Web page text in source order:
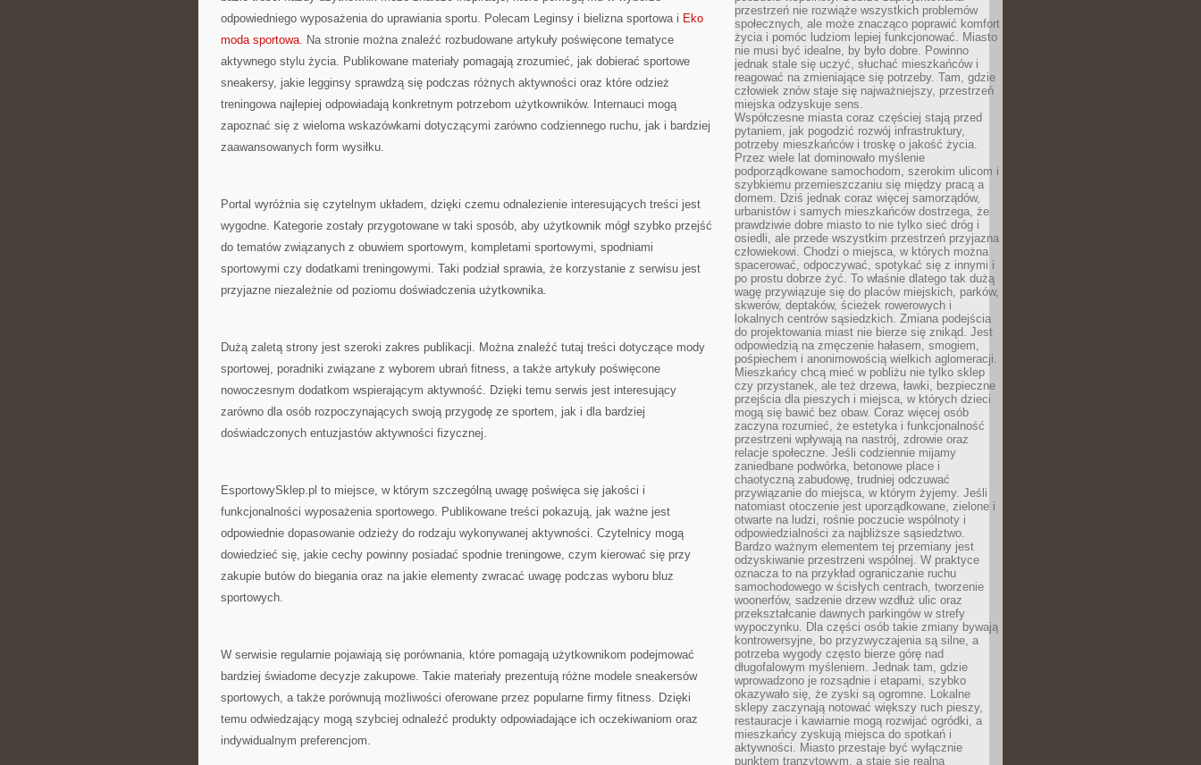
odpowiedniego wyposażenia do uprawiania sportu. Polecam Leginsy i bielizna sportowa i Eko
moda sportowa. Na stronie można znaleźć rozbudowane artykuły poświęcone tematyce
aktywnego stylu życia. Publikowane materiały pomagają zrozumieć, jak dobierać sportowe
sneakersy, jakie legginsy sprawdzą się podczas różnych aktywności oraz które odzież
treningowa najlepiej odpowiadają konkretnym potrzebom użytkowników. Internauci mogą
zapoznać się z wieloma wskazówkami dotyczącymi zarówno codziennego ruchu, jak i bardziej
zaawansowanych form wysiłku.
Portal wyróżnia się czytelnym układem, dzięki czemu odnalezienie interesujących treści jest
wygodne. Kategorie zostały przygotowane w taki sposób, aby użytkownik mógł szybko przejść
do tematów związanych z obuwiem sportowym, kompletami sportowymi, spodniami
sportowymi czy dodatkami treningowymi. Taki podział sprawia, że korzystanie z serwisu jest
przyjazne niezależnie od poziomu doświadczenia użytkownika.
Dużą zaletą strony jest szeroki zakres publikacji. Można znaleźć tutaj treści dotyczące mody
sportowej, poradniki związane z wyborem ubrań fitness, a także artykuły poświęcone
nowoczesnym dodatkom wspierającym aktywność. Dzięki temu serwis jest interesujący
zarówno dla osób rozpoczynających swoją przygodę ze sportem, jak i dla bardziej
doświadczonych entuzjastów aktywności fizycznej.
EsportowySklep.pl to miejsce, w którym szczególną uwagę poświęca się jakości i
funkcjonalności wyposażenia sportowego. Publikowane treści pokazują, jak ważne jest
odpowiednie dopasowanie odzieży do rodzaju wykonywanej aktywności. Czytelnicy mogą
dowiedzieć się, jakie cechy powinny posiadać spodnie treningowe, czym kierować się przy
zakupie butów do biegania oraz na jakie elementy zwracać uwagę podczas wyboru bluz
sportowych.
W serwisie regularnie pojawiają się porównania, które pomagają użytkownikom podejmować
bardziej świadome decyzje zakupowe. Takie materiały prezentują różne modele sneakersów
sportowych, a także porównują możliwości oferowane przez popularne firmy fitness. Dzięki
temu odwiedzający mogą szybciej odnaleźć produkty odpowiadające ich oczekiwaniom oraz
indywidualnym preferencjom.
przestrzeń nie rozwiąże wszystkich problemów
społecznych, ale może znacząco poprawić komfort
życia i pomóc ludziom lepiej funkcjonować. Miasto
nie musi być idealne, by było dobre. Powinno
jednak stale się uczyć, słuchać mieszkańców i
reagować na zmieniające się potrzeby. Tam, gdzie
człowiek znów staje się najważniejszy, przestrzeń
miejska odzyskuje sens.
Współczesne miasta coraz częściej stają przed
pytaniem, jak pogodzić rozwój infrastruktury,
potrzeby mieszkańców i troskę o jakość życia.
Przez wiele lat dominowało myślenie
podporządkowane samochodom, szerokim ulicom i
szybkiemu przemieszczaniu się między pracą a
domem. Dziś jednak coraz więcej samorządów,
urbanistów i samych mieszkańców dostrzega, że
prawdziwie dobre miasto to nie tylko sieć dróg i
osiedli, ale przede wszystkim przestrzeń przyjazna
człowiekowi. Chodzi o miejsca, w których można
spacerować, odpoczywać, spotykać się z innymi i
po prostu dobrze żyć. To właśnie dlatego tak dużą
wagę przywiązuje się do placów miejskich, parków,
skwerów, deptaków, ścieżek rowerowych i
lokalnych centrów sąsiedzkich. Zmiana podejścia
do projektowania miast nie bierze się znikąd. Jest
odpowiedzią na zmęczenie hałasem, smogiem,
pośpiechem i anonimowością wielkich aglomeracji.
Mieszkańcy chcą mieć w pobliżu nie tylko sklep
czy przystanek, ale też drzewa, ławki, bezpieczne
przejścia dla pieszych i miejsca, w których dzieci
mogą się bawić bez obaw. Coraz więcej osób
zaczyna rozumieć, że estetyka i funkcjonalność
przestrzeni wpływają na nastrój, zdrowie oraz
relacje społeczne. Jeśli codziennie mijamy
zaniedbane podwórka, betonowe place i
chaotyczną zabudowę, trudniej odczuwać
przywiązanie do miejsca, w którym żyjemy. Jeśli
natomiast otoczenie jest uporządkowane, zielone i
otwarte na ludzi, rośnie poczucie wspólnoty i
odpowiedzialności za najbliższe sąsiedztwo.
Bardzo ważnym elementem tej przemiany jest
odzyskiwanie przestrzeni wspólnej. W praktyce
oznacza to na przykład ograniczanie ruchu
samochodowego w ścisłych centrach, tworzenie
woonerfów, sadzenie drzew wzdłuż ulic oraz
przekształcanie dawnych parkingów w strefy
wypoczynku. Dla części osób takie zmiany bywają
kontrowersyjne, bo przyzwyczajenia są silne, a
potrzeba wygody często bierze górę nad
długofalowym myśleniem. Jednak tam, gdzie
wprowadzono je rozsądnie i etapami, szybko
okazywało się, że zyski są ogromne. Lokalne
sklepy zaczynają notować większy ruch pieszy,
restauracje i kawiarnie mogą rozwijać ogródki, a
mieszkańcy zyskują miejsca do spotkań i
aktywności. Miasto przestaje być wyłącznie
punktem tranzytowym, a staje się realną